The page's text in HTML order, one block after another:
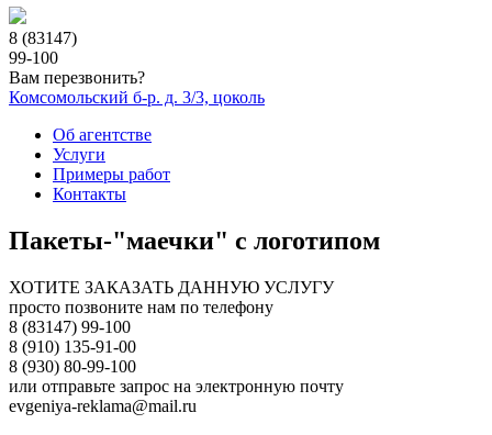
8 (83147)
99-100
Вам перезвонить?
Комсомольский б-р. д. 3/3, цоколь
Об агентстве
Услуги
Примеры работ
Контакты
Пакеты-"маечки" с логотипом
ХОТИТЕ ЗАКАЗАТЬ ДАННУЮ УСЛУГУ
просто позвоните нам по телефону
8 (83147) 99-100
8 (910) 135-91-00
8 (930) 80-99-100
или отправьте запрос на электронную почту
evgeniya-reklama@mail.ru